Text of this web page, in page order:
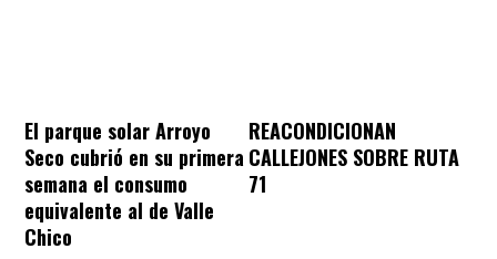
El parque solar Arroyo
Seco cubrió en su primera
semana el consumo
equivalente al de Valle
Chico
REACONDICIONAN
CALLEJONES SOBRE RUTA
71